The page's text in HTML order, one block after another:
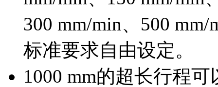
300 mm/min、500
标准要求自由设定。
1000 mm的超长行程